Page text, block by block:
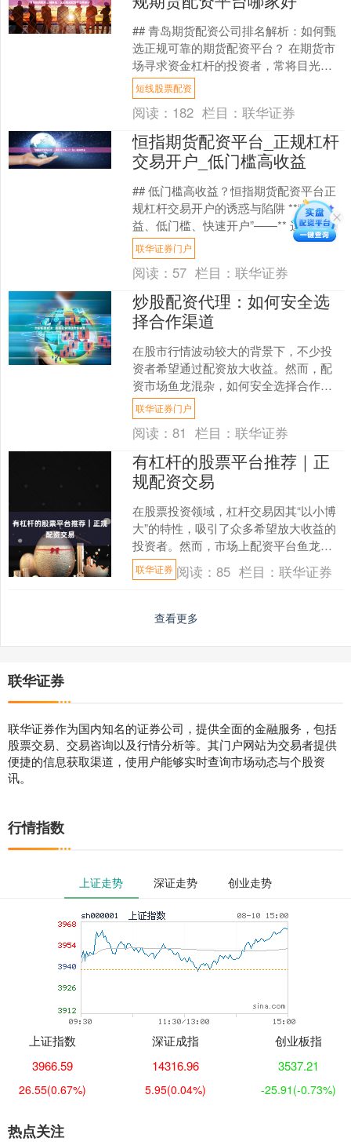
## 青岛期货配资公司排名解析：如何甄
选正规可靠的期货配资平台？ 在期货市
场寻求资金杠杆的投资者，常将目光投
向期货配资。青岛作为区域金融中心之
一，涌现出多家期货....
短线股票配资
阅读： 182 栏目：联华证券
恒指期货配资平台_正规杠杆
交易开户_低门槛高收益
## 低门槛高收益？恒指期货配资平台正
规杠杆交易开户的诱惑与陷阱 **“高收
益、低门槛、快速开户”——** 这些充满
诱惑力的词汇，常常与“恒指期货配资平
台”紧密....
联华证券门户
阅读： 57 栏目：联华证券
炒股配资代理：如何安全选
择合作渠道
在股市行情波动较大的背景下，不少投
资者希望通过配资放大收益。然而，配
资市场鱼龙混杂，如何安全选择合作渠
道成为投资者必须面对的关键问题。本
文将为您梳理选择配资代理....
联华证券门户
阅读：81 栏目：联华证券
有杠杆的股票平台推荐｜正
规配资交易
在股票投资领域，杠杆交易因其“以小博
大”的特性，吸引了众多希望放大收益的
投资者。然而，市场上配资平台鱼龙混
杂联华证券，如何选择正规、安全的平
台成为关键。本文将为....
联华证券 阅读：85 栏目：联华证券
查看更多
联华证券
联华证券作为国内知名的证券公司，提供全面的金融服务，包括
股票交易、交易咨询以及行情分析等。其门户网站为交易者提供
便捷的信息获取渠道，使用户能够实时查询市场动态与个股资
讯。
行情指数
上证走势 深证走势 创业走势
上证指数
3966.59
26.55(0.67%)
深证成指
14316.96
5.95(0.04%)
创业板指
3537.21
-25.91 (-0.73%)
热点关注